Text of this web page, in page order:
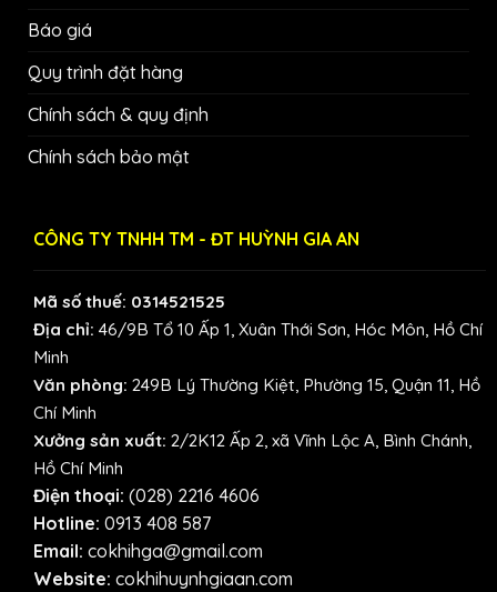
Báo giá
Quy trình đặt hàng
Chính sách & quy định
Chính sách bảo mật
CÔNG TY TNHH TM - ĐT HUỲNH GIA AN
Mã số thuế: 0314521525
Địa chỉ: 46/9B Tổ 10 Ấp 1, Xuân Thới Sơn, Hóc Môn, Hồ Chí
Minh
Văn phòng: 249B Lý Thường Kiệt, Phường 15, Quận 11, Hồ
Chí Minh
Xưởng sản xuất: 2/2K12 Ấp 2, xã Vĩnh Lộc A, Bình Chánh,
Hồ Chí Minh
Điện thoại: (028) 2216 4606
Hotline: 0913 408 587
Email: cokhihga@gmail.com
Website: cokhihuynhgiaan.com